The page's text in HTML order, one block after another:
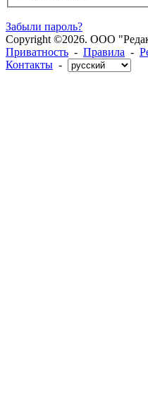
Забыли пароль?
Copyright ©2026. ООО
Приватность - Правила -
Контакты -